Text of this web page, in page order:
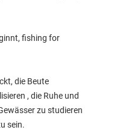
fishing for
die Beute
, die Ruhe und
zu studieren
sein.